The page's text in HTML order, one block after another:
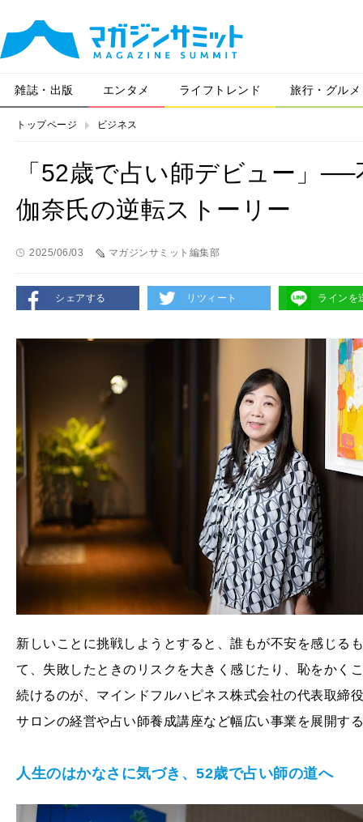
雑誌・出版 エンタメ ライフトレンド 旅行・グルメ
トップページ ビジネス
「52歳で占い師デビュー」
伽奈氏の逆転ストーリー
2025/06/03 マガジンサミット編集部
シェアする リツィート ラインを
新しいことに挑戦しようとすると、誰もが不安を感じる
て、失敗したときのリスクを大きく感じたり、恥をかく
続けるのが、マインドフルハピネス株式会社の代表取締
サロンの経営や占い師養成講座など幅広い事業を展開す
人生のはかなさに気づき、52歳で占い師の道へ